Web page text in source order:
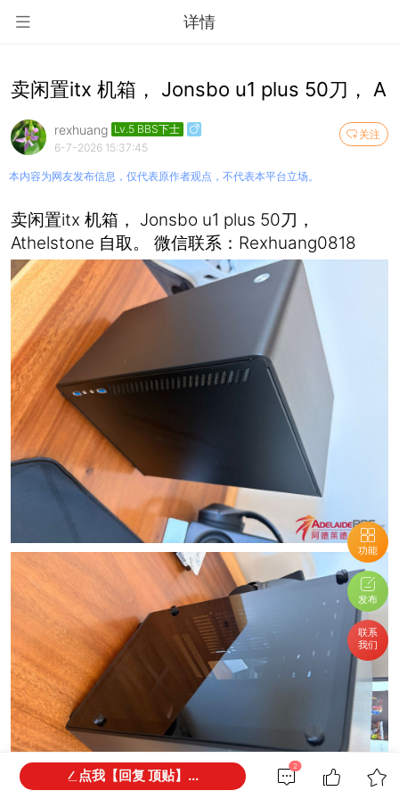
详情
功能
发布
联系
我们
卖闲置itx 机箱， Jonsbo u1 plus 50刀， A
关注
rexhuang Lv.5 BBS下士
6-7-2026 15:37:45
本内容为网友发布信息，仅代表原作者观点，不代表本平台立场。
卖闲置itx 机箱， Jonsbo u1 plus 50刀，
Athelstone 自取。 微信联系：Rexhuang0818
2
点我【回复 顶贴】...